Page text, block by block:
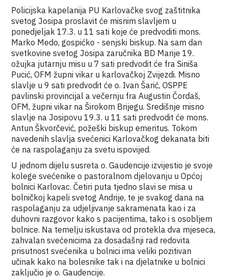
Policijska kapelanija PU Karlovačke svog zaštitnika
svetog Josipa proslavit će misnim slavljem u
ponedjeljak 17.3. u 11 sati koje će predvoditi mons.
Marko Medo, gospićko - senjski biskup. Na sam dan
svetkovine svetog Josipa zaručnika BD Marije 19.
ožujka jutarnju misu u 7 sati predvodit će fra Siniša
Pucić, OFM župni vikar u karlovačkoj Zvijezdi. Misno
slavlje u 9 sati predvodit će o. Ivan Šarić, OSPPE
pavlinski provincijal a večernju fra Augustin Čordaš,
OFM, župni vikar na Širokom Brijegu. Središnje misno
slavlje na Josipovu 19.3. u 11 sati predvodit će mons.
Antun Škvorčević, požeški biskup emeritus. Tokom
navedenih slavlja svećenici Karlovačkog dekanata biti
će na raspolaganju za svetu ispovijed.
U jednom dijelu susreta o. Gaudencije izvijestio je svoje
kolege svećenike o pastoralnom djelovanju u Općoj
bolnici Karlovac. Četiri puta tjedno slavi se misa u
bolničkoj kapeli svetog Andrije, te je svakog dana na
raspolaganju za udjeljivanje sakramenata kao i za
duhovni razgovor kako s pacijentima, tako i s osobljem
bolnice. Na temelju iskustava od protekla dva mjeseca,
zahvalan svećenicima za dosadašnji rad redovita
prisutnost svećenika u bolnici ima veliki pozitivan
učinak kako na bolesnike tak i na djelatnike u bolnici
zaključio je o. Gaudencije.